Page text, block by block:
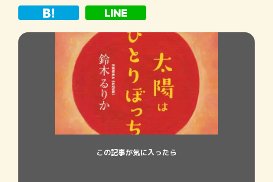
この記事が気に入ったら